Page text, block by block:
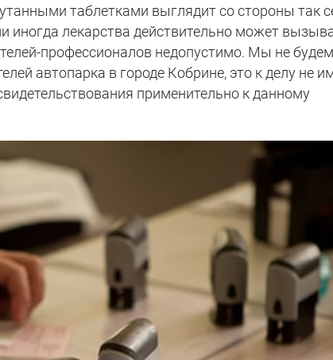
таблетками выглядит со стороны так
иногда лекарства действительно может
профессионалов недопустимо. Мы не
автопарка в городе Кобрине, это к делу не
применительно к данному